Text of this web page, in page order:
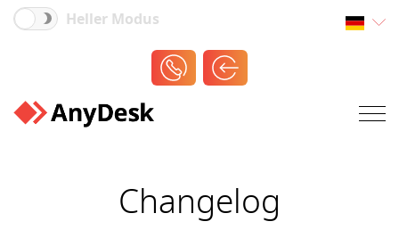
Heller Modus
Changelog